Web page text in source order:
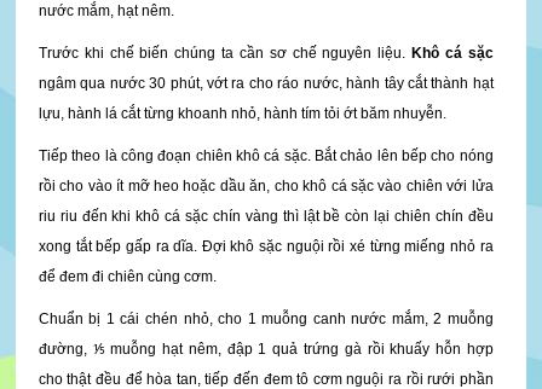
nước mắm, hạt nêm.
Trước khi chế biến chúng ta cần sơ chế nguyên liệu.Khô cá sặc
ngâm qua nước 30 phút, vớt ra cho ráo nước, hành tây cắt thành hạt
lựu, hành lá cắt từng khoanh nhỏ, hành tím tỏi ớt băm nhuyễn.
Tiếp theo là công đoạn chiên khô cá sặc. Bắt chảo lên bếp cho nóng
rồi cho vào ít mỡ heo hoặc dầu ăn, cho khô cá sặc vào chiên với lửa
riu riu đến khi khô cá sặc chín vàng thì lật bề còn lại chiên chín đều
xong tắt bếp gấp ra dĩa. Đợi khô sặc nguội rồi xé từng miếng nhỏ ra
để đem đi chiên cùng cơm.
Chuẩn bị 1 cái chén nhỏ, cho 1 muỗng canh nước mắm, 2 muỗng
đường, ⅕ muỗng hạt nêm, đập 1 quả trứng gà rồi khuấy hỗn hợp
cho thật đều để hòa tan, tiếp đến đem tô cơm nguội ra rồi rưới phần